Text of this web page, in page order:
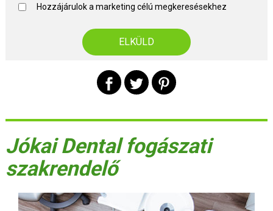
Hozzájárulok a marketing célú megkeresésekhez
Jókai Dental fogászati
szakrendelő